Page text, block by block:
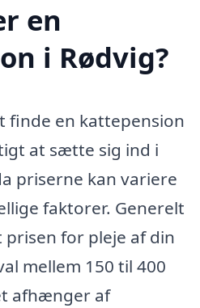
en
i Rødvig?
finde en kattepension
at sætte sig ind i
priserne kan variere
faktorer. Generelt
for pleje af din
mellem 150 til 400
afhænger af